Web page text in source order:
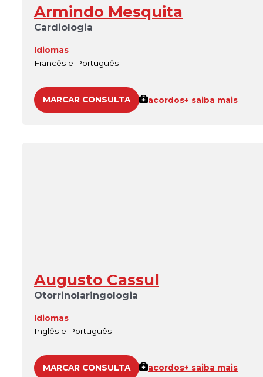
Armindo Mesquita
Cardiologia
Idiomas
Francês e Português
MARCAR CONSULTA acordos+ saiba mais
Augusto Cassul
Otorrinolaringologia
Idiomas
Inglês e Português
MARCAR CONSULTA acordos+ saiba mais